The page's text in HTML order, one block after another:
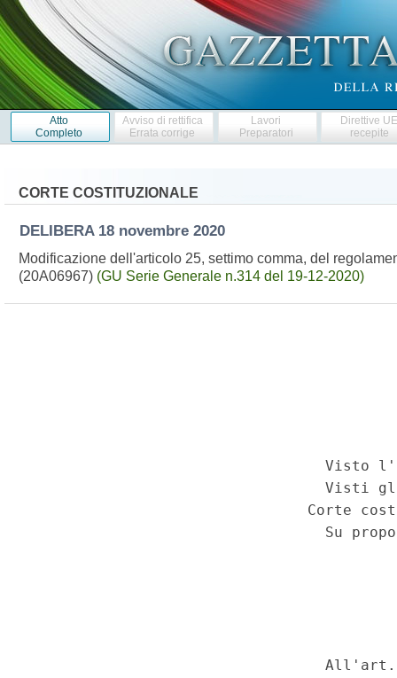
Atto
Completo
Avviso di rettifica
Errata corrige
Lavori
Preparatori
Direttive
recepite
CORTE COSTITUZIONALE
DELIBERA 18 novembre 2020
Modificazione dell'articolo 25, settimo comma, del
(20A06967) (GU Serie Generale n.314 del 19-12-2020)